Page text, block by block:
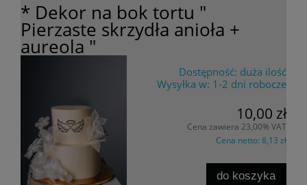
* Dekor na bok tortu "
Pierzaste skrzydła anioła +
aureola "
Dostępność: duża ilość
Wysyłka w: 1-2 dni robocze
10,00 zł
Cena zawiera 23,00% VAT
Cena netto: 8,13 zł
do koszyka